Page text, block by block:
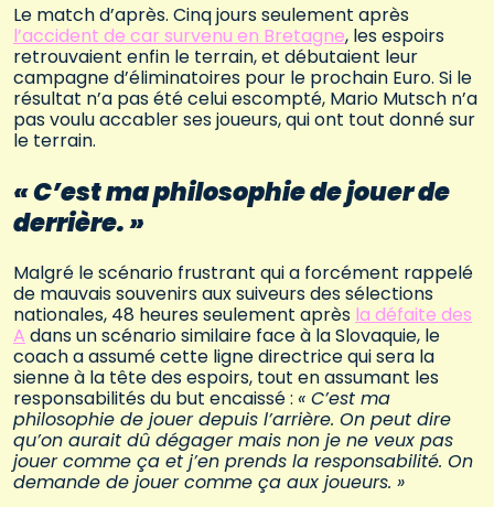
Le match d’après. Cinq jours seulement après
l’accident de car survenu en Bretagne, les espoirs
retrouvaient enfin le terrain, et débutaient leur
campagne d’éliminatoires pour le prochain Euro. Si le
résultat n’a pas été celui escompté, Mario Mutsch n’a
pas voulu accabler ses joueurs, qui ont tout donné sur
le terrain.
« C’est ma philosophie de jouer de
derrière. »
Malgré le scénario frustrant qui a forcément rappelé
de mauvais souvenirs aux suiveurs des sélections
nationales, 48 heures seulement après la défaite des
A dans un scénario similaire face à la Slovaquie, le
coach a assumé cette ligne directrice qui sera la
sienne à la tête des espoirs, tout en assumant les
responsabilités du but encaissé : « C’est ma
philosophie de jouer depuis l’arrière. On peut dire
qu’on aurait dû dégager mais non je ne veux pas
jouer comme ça et j’en prends la responsabilité. On
demande de jouer comme ça aux joueurs. »